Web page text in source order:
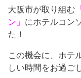
大阪市が取り組む
ン」 にホテルコン
た！
この機会に、ホテ
しい時間をお過ご